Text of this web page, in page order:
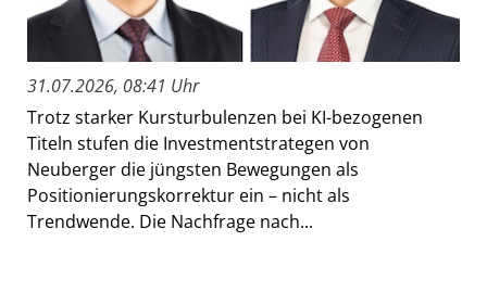
31.07.2026, 08:41 Uhr
Trotz starker Kursturbulenzen bei KI-bezogenen
Titeln stufen die Investmentstrategen von
Neuberger die jüngsten Bewegungen als
Positionierungskorrektur ein – nicht als
Trendwende. Die Nachfrage nach...